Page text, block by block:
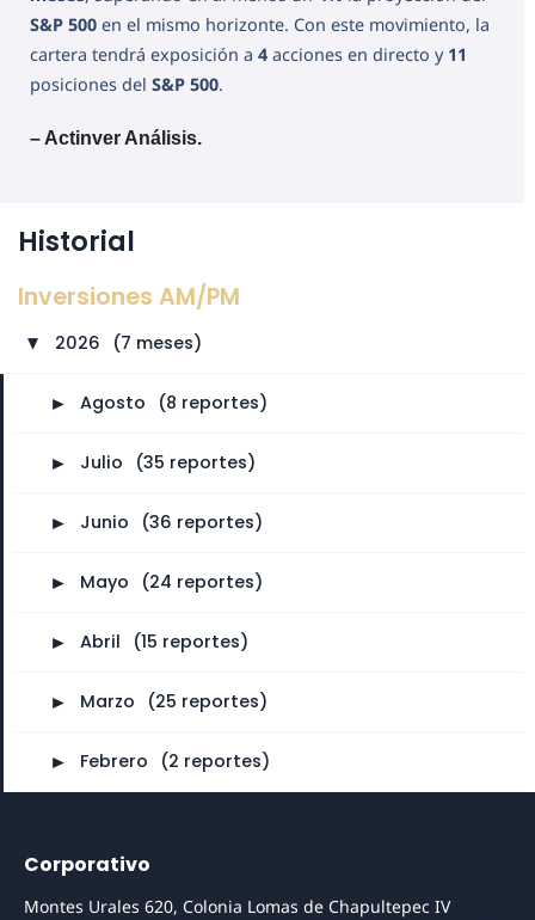
S&P 500 en el mismo horizonte. Con este movimiento, la
cartera tendrá exposición a 4 acciones en directo y 11
posiciones del S&P 500.
– Actinver Análisis.
Historial
Inversiones AM/PM
► 2026 (7 meses)
► Agosto (8 reportes)
► Julio (35 reportes)
► Junio (36 reportes)
► Mayo (24 reportes)
► Abril (15 reportes)
► Marzo (25 reportes)
► Febrero (2 reportes)
Corporativo
Montes Urales 620, Colonia Lomas de Chapultepec IV